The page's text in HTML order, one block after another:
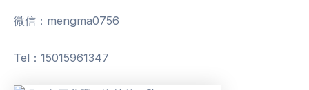
微信：mengma0756
Tel：15015961347